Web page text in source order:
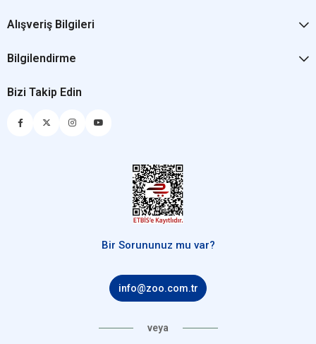
Alışveriş Bilgileri
Bilgilendirme
Bizi Takip Edin
Bir Sorununuz mu var?
info@zoo.com.tr
veya